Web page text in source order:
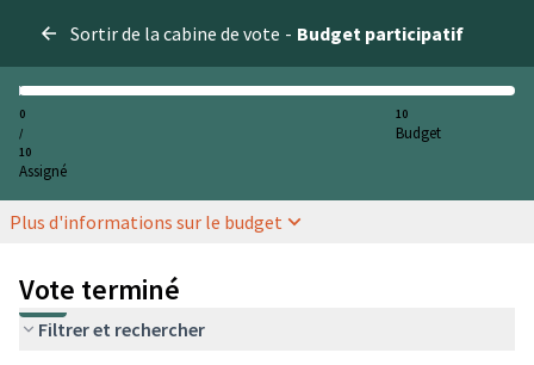
Sortir de la cabine de vote - Budget participatif
0
/
10
Assigné
10
Budget
Plus d'informations sur le budget
Vote terminé
Filtrer et rechercher